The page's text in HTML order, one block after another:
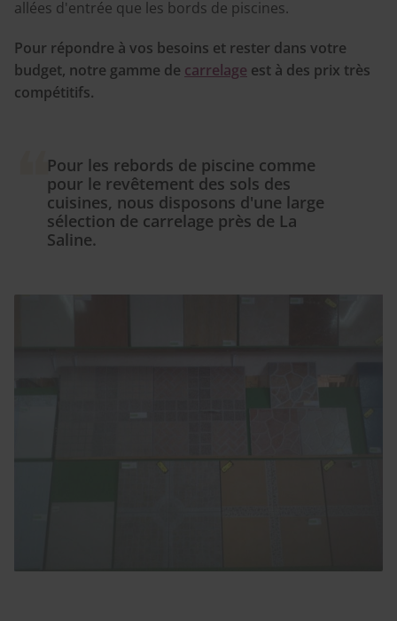
allées d'entrée que les bords de piscines.
Pour répondre à vos besoins et rester dans votre
budget, notre gamme de carrelage est à des prix très
compétitifs.
Pour les rebords de piscine comme
pour le revêtement des sols des
cuisines, nous disposons d'une large
sélection de carrelage près de La
Saline.